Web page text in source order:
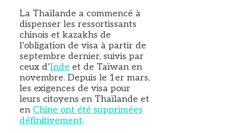
La Thaïlande a commencé à
dispenser les ressortissants
chinois et kazakhs de
l’obligation de visa à partir de
septembre dernier, suivis par
ceux d’Inde et de Taïwan en
novembre. Depuis le 1er mars,
les exigences de visa pour
leurs citoyens en Thaïlande et
en Chine ont été supprimées
définitivement.